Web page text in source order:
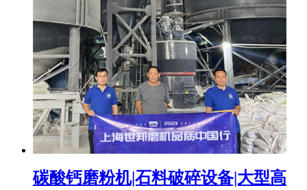
碳酸钙磨粉机|石料破碎设备|大型高